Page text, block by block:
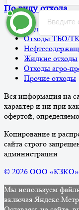
По виду отхода
Медицинские
Отходы ТБО/
Жидкие отходы
Отходы агро-
Прочие отходы
Вся информация на
характер и ни при
офертой,
Копирование и
сайта строго
администрации
© 2026 ООО «КЗКО»
Мы используем
включая
Введите